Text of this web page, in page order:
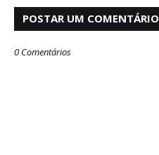
POSTAR UM COMENTÁRIO
0 Comentários